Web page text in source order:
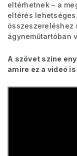
eltérhetnek – a
eltérés
összeszereléshez
ágyneműtartóban
A szövet színe
amire ez a videó